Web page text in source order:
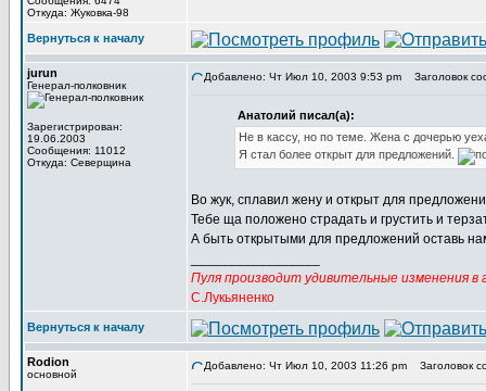
Откуда: Жуковка-98
Вернуться к началу
jurun
Генерал-полковник
Зарегистрирован:
19.06.2003
Сообщения: 11012
Откуда: Северщина
Добавлено: Чт Июл 10, 2003 9:53 pm Заголовок
Анатолий писал(а):
Не в кассу, но по теме. Жена с дочерью
Я стал более открыт для предложений.
Во жук, сплавил жену и открыт для
Тебе ща положено страдать и грустить и
А быть открытыми для предложений оставь
Пуля производит удивительные изменения в
С.Лукьяненко
Вернуться к началу
Rodion
основной
Добавлено: Чт Июл 10, 2003 11:26 pm Заголовок